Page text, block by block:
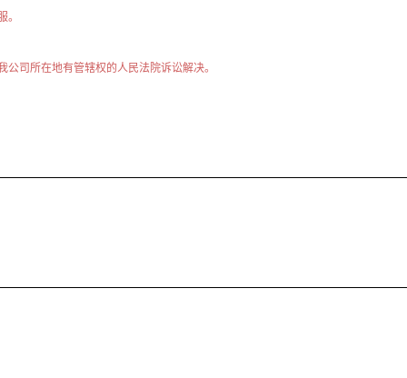
司所在地有管辖权的人民法院诉讼解决。